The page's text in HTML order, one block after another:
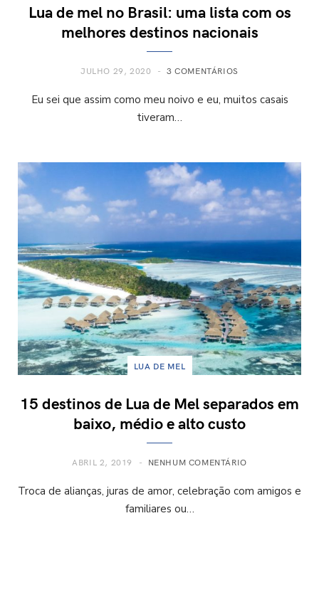
Lua de mel no Brasil: uma lista com os
melhores destinos nacionais
JULHO 29, 2020 3 COMENTÁRIOS
Eu sei que assim como meu noivo e eu, muitos casais
tiveram…
LUA DE MEL
15 destinos de Lua de Mel separados em
baixo, médio e alto custo
ABRIL 2, 2019 NENHUM COMENTÁRIO
Troca de alianças, juras de amor, celebração com amigos e
familiares ou…